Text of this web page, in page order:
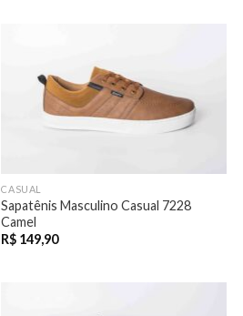
CASUAL
Sapatênis Masculino Casual 7228
Camel
R$ 149,90